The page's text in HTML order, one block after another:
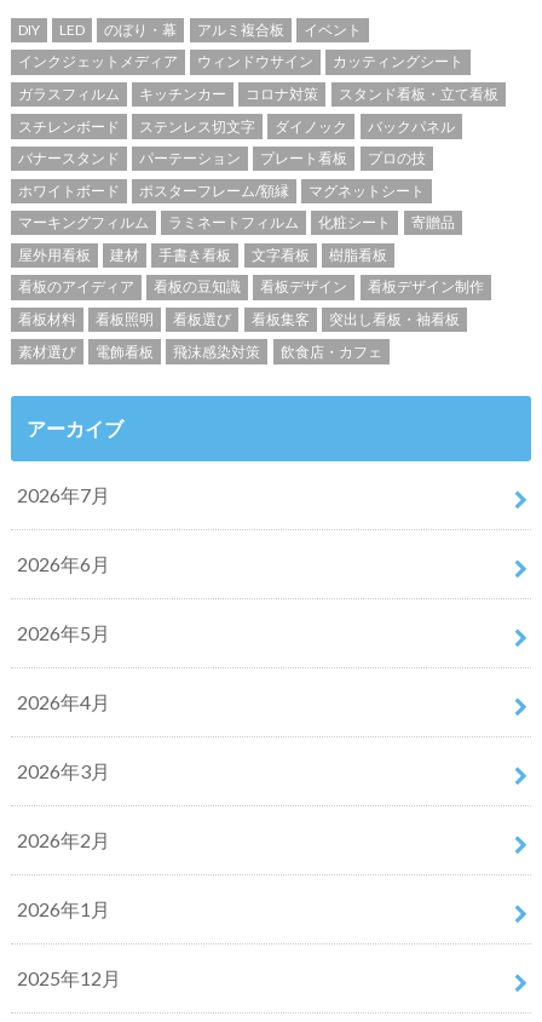
DIY LED のぼり・幕 アルミ複合板
イベント
インクジェットメディア
ウィンドウサイン
カッティングシート
ガラスフィルム
キッチンカー コロナ対策
スタンド看板・立て看板
スチレンボード
ステンレス切文字 ダイノック
バックパネル
バナースタンド
パーテーション プレート看板
プロの技
ホワイトボード
ポスターフレーム/額縁
マグネットシート
マーキングフィルム
ラミネートフィルム 化粧シート
寄贈品
屋外用看板
建材 手書き看板 文字看板
樹脂看板
看板のアイディア
看板の豆知識 看板デザイン
看板デザイン制作
看板材料
看板照明 看板選び 看板集客
突出し看板・袖看板
素材選び
電飾看板 飛沫感染対策 飲食店・カフェ
アーカイブ
2026年7月
2026年6月
2026年5月
2026年4月
2026年3月
2026年2月
2026年1月
2025年12月